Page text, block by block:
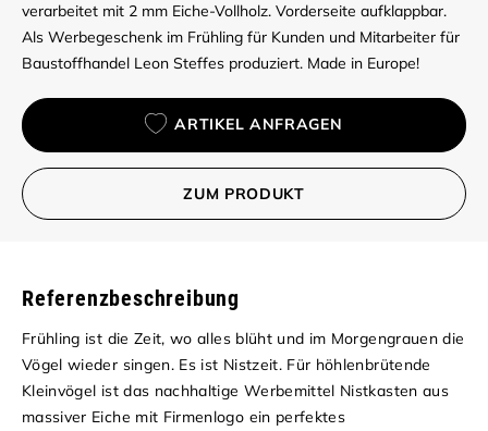
verarbeitet mit 2 mm Eiche-Vollholz. Vorderseite aufklappbar.
Als Werbegeschenk im Frühling für Kunden und Mitarbeiter für
Baustoffhandel Leon Steffes produziert. Made in Europe!
ARTIKEL ANFRAGEN
ZUM PRODUKT
Referenzbeschreibung
Frühling ist die Zeit, wo alles blüht und im Morgengrauen die
Vögel wieder singen. Es ist Nistzeit. Für höhlenbrütende
Kleinvögel ist das nachhaltige Werbemittel Nistkasten aus
massiver Eiche mit Firmenlogo ein perfektes